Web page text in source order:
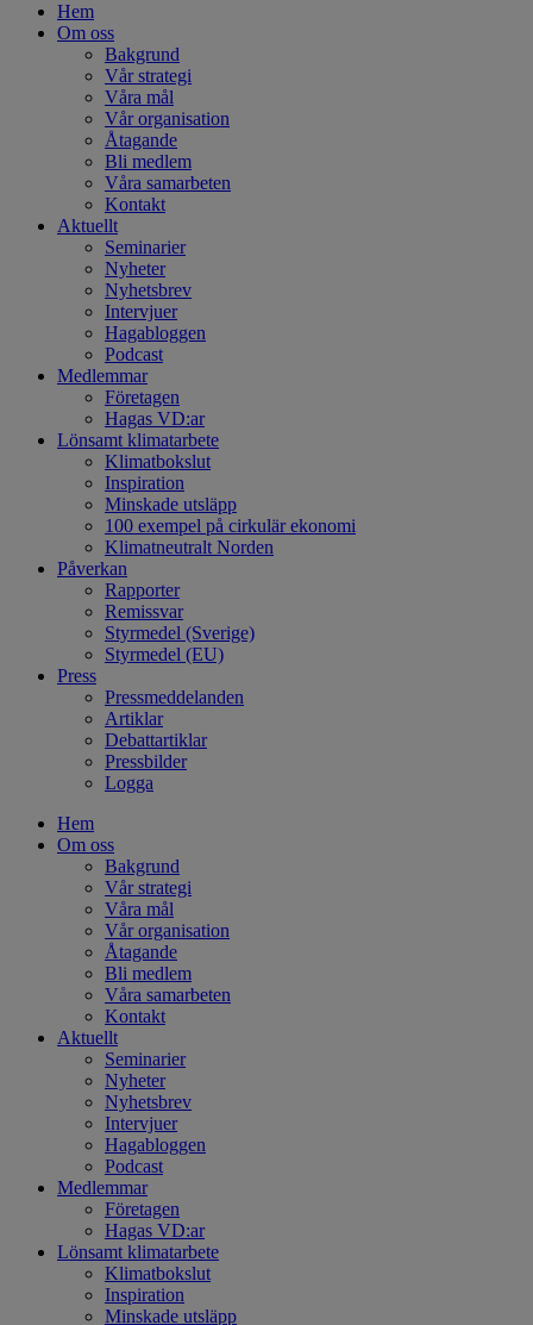
Hem
Om oss
Bakgrund
Vår strategi
Våra mål
Vår organisation
Åtagande
Bli medlem
Våra samarbeten
Kontakt
Aktuellt
Seminarier
Nyheter
Nyhetsbrev
Intervjuer
Hagabloggen
Podcast
Medlemmar
Företagen
Hagas VD:ar
Lönsamt klimatarbete
Klimatbokslut
Inspiration
Minskade utsläpp
100 exempel på cirkulär ekonomi
Klimatneutralt Norden
Påverkan
Rapporter
Remissvar
Styrmedel (Sverige)
Styrmedel (EU)
Press
Pressmeddelanden
Artiklar
Debattartiklar
Pressbilder
Logga
Hem
Om oss
Bakgrund
Vår strategi
Våra mål
Vår organisation
Åtagande
Bli medlem
Våra samarbeten
Kontakt
Aktuellt
Seminarier
Nyheter
Nyhetsbrev
Intervjuer
Hagabloggen
Podcast
Medlemmar
Företagen
Hagas VD:ar
Lönsamt klimatarbete
Klimatbokslut
Inspiration
Minskade utsläpp